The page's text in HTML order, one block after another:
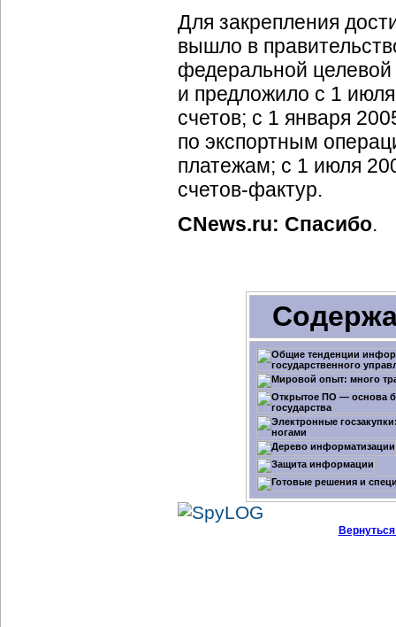
Для закрепления
вышло в
федеральной
и предложило c 1
счетов; c 1 января
по экспортным
платежам; с 1 июля
счетов-фактур.
CNews.ru: Спасибо.